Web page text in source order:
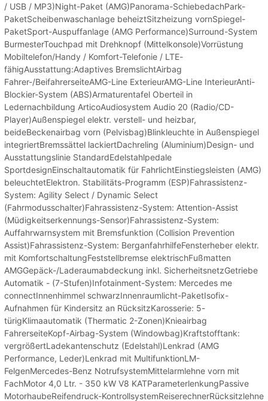
/ USB / MP3)Night-Paket (AMG)Panorama-SchiebedachPark-
PaketScheibenwaschanlage beheiztSitzheizung vornSpiegel-
PaketSport-Auspuffanlage (AMG Performance)Surround-System
BurmesterTouchpad mit Drehknopf (Mittelkonsole)Vorrüstung
Mobiltelefon/Handy / Komfort-Telefonie / LTE-
fähigAusstattung:Adaptives BremslichtAirbag
Fahrer-/BeifahrerseiteAMG-Line ExterieurAMG-Line InterieurAnti-
Blockier-System (ABS)Armaturentafel Oberteil in
Ledernachbildung ArticoAudiosystem Audio 20 (Radio/CD-
Player)Außenspiegel elektr. verstell- und heizbar,
beideBeckenairbag vorn (Pelvisbag)Blinkleuchte in Außenspiegel
integriertBremssättel lackiertDachreling (Aluminium)Design- und
Ausstattungslinie StandardEdelstahlpedale
SportdesignEinschaltautomatik für FahrlichtEinstiegsleisten (AMG)
beleuchtetElektron. Stabilitäts-Programm (ESP)Fahrassistenz-
System: Agility Select / Dynamic Select
(Fahrmodusschalter)Fahrassistenz-System: Attention-Assist
(Müdigkeitserkennungs-Sensor)Fahrassistenz-System:
Auffahrwarnsystem mit Bremsfunktion (Collision Prevention
Assist)Fahrassistenz-System: BerganfahrhilfeFensterheber elektr.
mit KomfortschaltungFeststellbremse elektrischFußmatten
AMGGepäck-/Laderaumabdeckung inkl. SicherheitsnetzGetriebe
Automatik - (7-Stufen)Infotainment-System: Mercedes me
connectInnenhimmel schwarzInnenraumlicht-PaketIsofix-
Aufnahmen für Kindersitz an RücksitzKarosserie: 5-
türigKlimaautomatik (Thermatic 2-Zonen)Knieairbag
FahrerseiteKopf-Airbag-System (Windowbag)Kraftstofftank:
vergrößertLadekantenschutz (Edelstahl)Lenkrad (AMG
Performance, Leder)Lenkrad mit MultifunktionLM-
FelgenMercedes-Benz NotrufsystemMittelarmlehne vorn mit
FachMotor 4,0 Ltr. - 350 kW V8 KATParameterlenkungPassive
MotorhaubeReifendruck-KontrollsystemReiserechnerRücksitzlehne